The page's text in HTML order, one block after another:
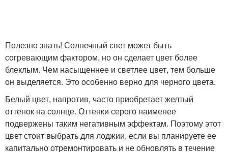
Полезно знать! Солнечный свет может быть
согревающим фактором, но он сделает цвет более
блеклым. Чем насыщеннее и светлее цвет, тем больше
он выделяется. Это особенно верно для черного цвета.
Белый цвет, напротив, часто приобретает желтый
оттенок на солнце. Оттенки серого наименее
подвержены таким негативным эффектам. Поэтому этот
цвет стоит выбрать для лоджии, если вы планируете ее
капитально отремонтировать и не обновлять в течение